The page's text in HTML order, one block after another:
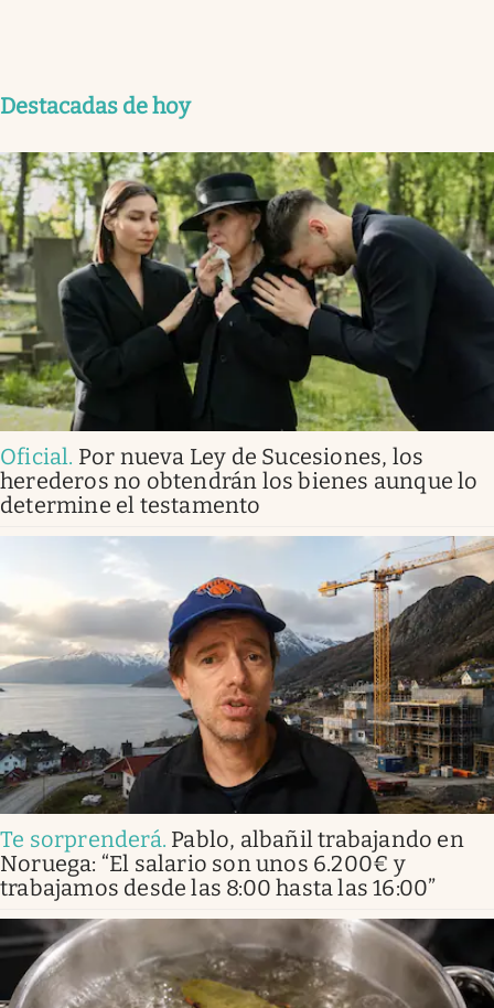
Destacadas de hoy
Oficial. Por nueva Ley de Sucesiones, los
herederos no obtendrán los bienes aunque lo
determine el testamento
Te sorprenderá. Pablo, albañil trabajando en
Noruega: “El salario son unos 6.200€ y
trabajamos desde las 8:00 hasta las 16:00”